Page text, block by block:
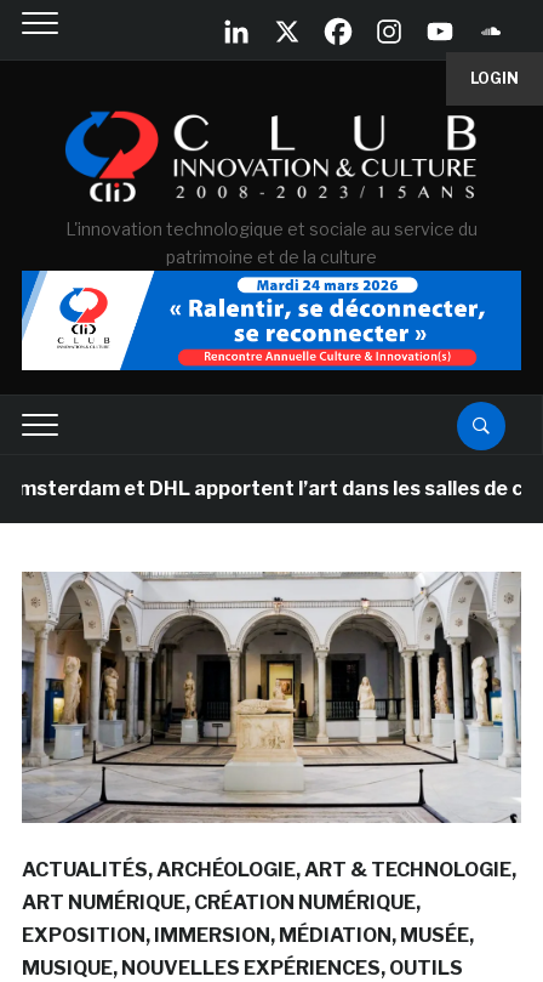
LOGIN
L'innovation technologique et sociale au service du
patrimoine et de la culture
et DHL apportent l’art dans les salles de classe
ACTUALITÉS ARCHÉOLOGIE ART & TECHNOLOGIE
ART NUMÉRIQUE CRÉATION NUMÉRIQUE
EXPOSITION IMMERSION MÉDIATION MUSÉE
MUSIQUE NOUVELLES EXPÉRIENCES OUTILS